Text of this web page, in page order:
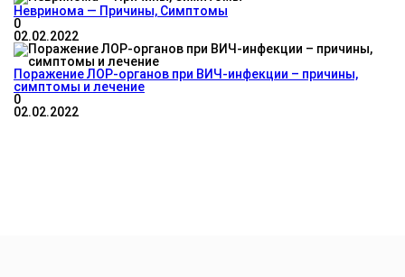
Невринома — Причины, Симптомы
0
02.02.2022
Поражение ЛОР-органов при ВИЧ-инфекции – причины,
симптомы и лечение
0
02.02.2022